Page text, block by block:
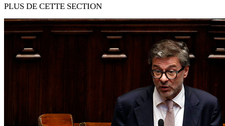
PLUS DE CETTE SECTION